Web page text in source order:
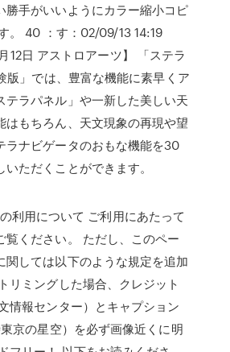
勝手がいいようにカラー縮小コピ
。 40 ：す：02/09/13 14:19
12日 アストロアーツ】 「ステラ
版」では、豊富な機能に素早くア
テラパネル」や一新した美しい天
はもちろん、天文現象の再現や望
ラナビゲータのおもな機能を30
ただくことができます。
利用について ご利用にあたって
覧ください。 ただし、このペー
関しては以下のような規定を追加
リミングした場合、クレジット
情報センター）とキャプション
東京の星空）を必ず画像近くに明